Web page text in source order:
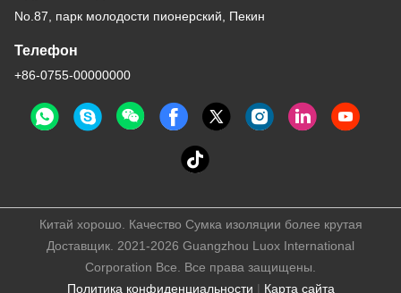
No.87, парк молодости пионерский, Пекин
Телефон
+86-0755-00000000
Политика конфиденциальности | Карта сайта
Китай хорошо. Качество Сумка изоляции более крутая
Доставщик. 2021-2026 Guangzhou Luox International
Corporation Все. Все права защищены.